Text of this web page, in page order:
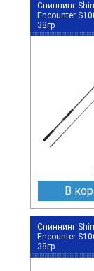
Спиннинг
Encounter
38гр
В
Спиннинг
Encounter
38гр